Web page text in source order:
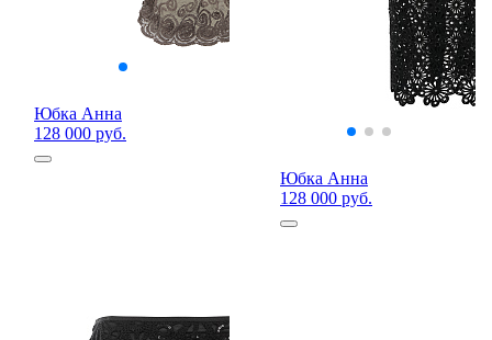
Юбка Анна
128 000 руб.
Юбка Анна
128 000 руб.